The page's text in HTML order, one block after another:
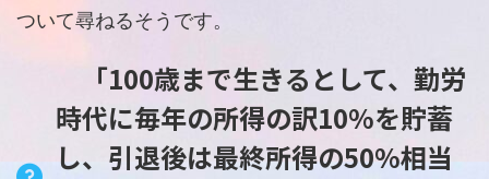
ついて尋ねるそうです。
「100歳まで生きるとして、勤労
時代に毎年の所得の訳10%を貯蓄
し、引退後は最終所得の50%相当